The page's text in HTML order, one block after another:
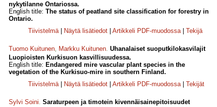
nykytilanne Ontariossa.
English title: The status of peatland site classification for forestry in
Ontario.
Tiivistelmä| Näytä lisätiedot Artikkeli PDF-muodossa| Tekijä
Tuomo Kuitunen, Markku Kuitunen. Uhanalaiset suoputkilokasvilajit
Luopioisten Kurkisuon kasvillisuudessa.
English title: Endangered mire vascular plant species in the
vegetation of the Kurkisuo-mire in southern Finland.
Tiivistelmä| Näytä lisätiedot Artikkeli PDF-muodossa| Tekijät
Sylvi Soini. Saraturpeen ja timotein kivennäisainepitoisuudet